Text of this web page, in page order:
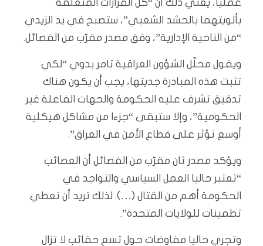
عمليا، يعني ذلك أن “كل القرارات المتعلقة
بألويتهما بالحشد الشعبي”، ستصبح في يد الزيدي
“من الناحية الإدارية”، وفق مصدر مقرّب من الفصائل.
ويقول محلّل الشؤون العراقية تامر بدوي “لكي
تثبت هذه المبادرة جديتها، يجب أن يكون هناك
تدقيق تشرف عليه الحكومة والجهات الفاعلة غير
الحكومية”، وإلا ستبقى “جزءا من مشاكل هيكلية
أوسع تؤثر على قطاع الأمن في العراق”.
ويؤكد مصدر ثان مقرّب من الفصائل أن العصائب
“تعتبر حاليا العمل السياسي والتواجد في
الحكومة أهم من القتال (…). لذلك تريد أن تعطي
تطمينات للولايات المتحدة”.
وتجري حاليا مفاوضات حول تسع حقائب لا تزال